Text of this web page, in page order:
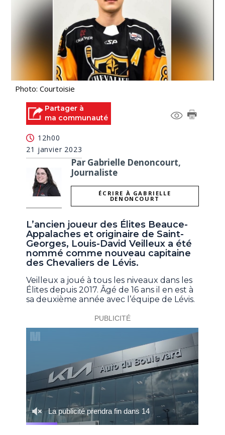
Photo: Courtoisie
Partager à
ma communauté
12h00
21 janvier 2023
Par Gabrielle Denoncourt,
Journaliste
ÉCRIRE À GABRIELLE
DENONCOURT
L’ancien joueur des Élites Beauce-
Appalaches et originaire de Saint-
Georges, Louis-David Veilleux a été
nommé comme nouveau capitaine
des Chevaliers de Lévis.
Veilleux a joué à tous les niveaux dans les
Élites depuis 2017. Âgé de 16 ans il en est à
sa deuxième année avec l’équipe de Lévis.